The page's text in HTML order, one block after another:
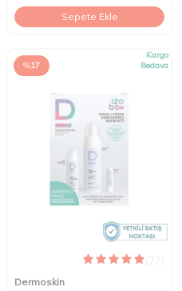
Sepete Ekle
%17
Kargo
Bedava
Dermoskin